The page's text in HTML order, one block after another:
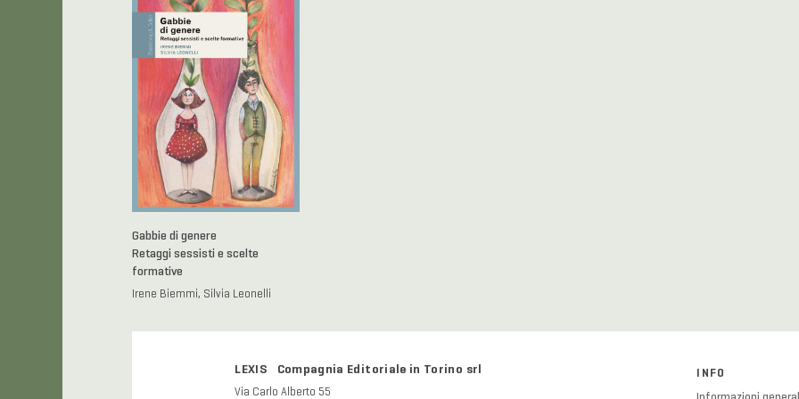
Gabbie di genere
Retaggi sessisti e scelte
formative
Irene Biemmi, Silvia Leonelli
LEXIS Compagnia Editoriale in Torino srl
Via Carlo Alberto 55
INFO